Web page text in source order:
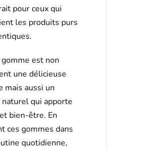
pour ceux qui
les produits purs
gomme est non
une délicieuse
mais aussi un
qui apporte
bien-être. En
ces gommes dans
quotidienne,